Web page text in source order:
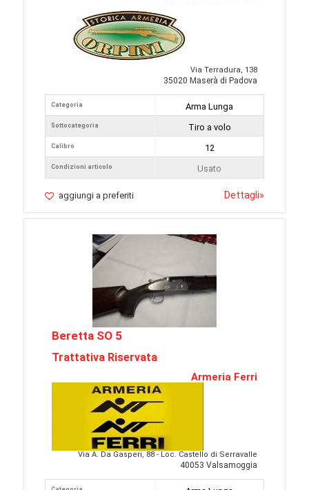
Via Terradura, 138
35020 Maserà di Padova
Categoria
Sottocategoria
Calibro
Condizioni articolo
Arma Lunga
Tiro a volo
12
Usato
aggiungi a preferiti Dettagli»
Beretta SO 5
Trattativa Riservata
Armeria Ferri
Via A. Da Gasperi, 88 - Loc. Castello di Serravalle
40053 Valsamoggia